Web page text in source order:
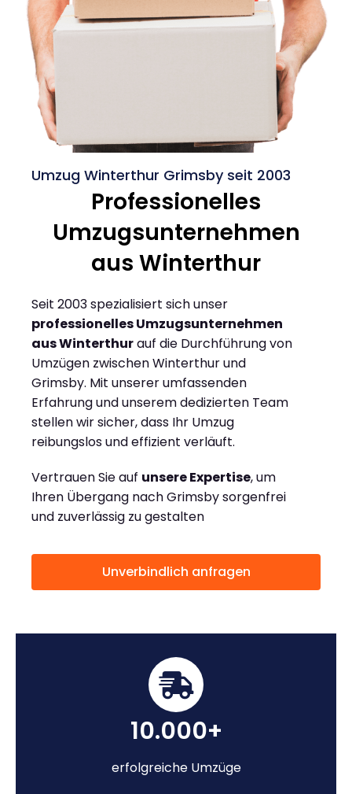
Umzug Winterthur Grimsby seit 2003
Professionelles
Umzugsunternehmen
aus Winterthur
Seit 2003 spezialisiert sich unser
professionelles Umzugsunternehmen
aus Winterthurauf die Durchführung von
Umzügen zwischen Winterthur und
Grimsby. Mit unserer umfassenden
Erfahrung und unserem dedizierten Team
stellen wir sicher, dass Ihr Umzug
reibungslos und effizient verläuft.
Vertrauen Sie auf unsere Expertise, um
Ihren Übergang nach Grimsby sorgenfrei
und zuverlässig zu gestalten
Unverbindlich anfragen
10.000+
erfolgreiche Umzüge